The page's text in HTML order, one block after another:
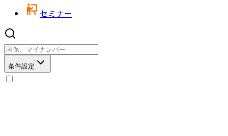
セミナー
条件設定